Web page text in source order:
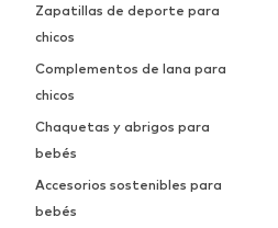
Zapatillas de deporte para
chicos
Complementos de lana para
chicos
Chaquetas y abrigos para
bebés
Accesorios sostenibles para
bebés